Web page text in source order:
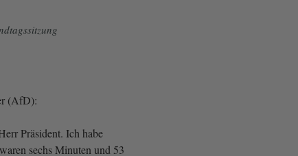
(AfD):
Präsident. Ich habe
sechs Minuten und 53